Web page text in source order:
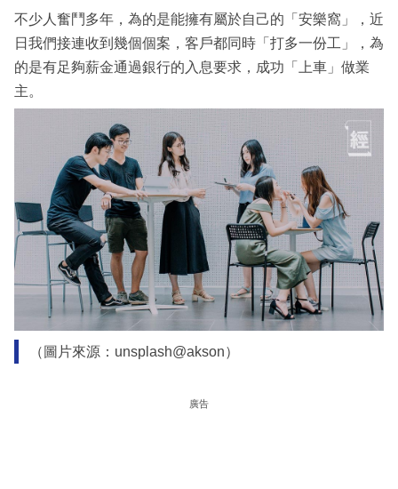
不少人奮鬥多年，為的是能擁有屬於自己的「安樂窩」，近
日我們接連收到幾個個案，客戶都同時「打多一份工」，為
的是有足夠薪金通過銀行的入息要求，成功「上車」做業
主。
（圖片來源：unsplash@akson）
廣告